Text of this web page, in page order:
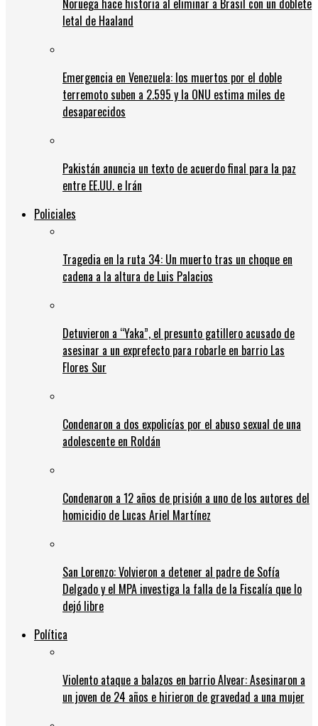
Noruega hace historia al eliminar a Brasil con un doblete
letal de Haaland
Emergencia en Venezuela: los muertos por el doble
terremoto suben a 2.595 y la ONU estima miles de
desaparecidos
Pakistán anuncia un texto de acuerdo final para la paz
entre EE.UU. e Irán
Policiales
Tragedia en la ruta 34: Un muerto tras un choque en
cadena a la altura de Luis Palacios
Detuvieron a “Yaka”, el presunto gatillero acusado de
asesinar a un exprefecto para robarle en barrio Las
Flores Sur
Condenaron a dos expolicías por el abuso sexual de una
adolescente en Roldán
Condenaron a 12 años de prisión a uno de los autores del
homicidio de Lucas Ariel Martínez
San Lorenzo: Volvieron a detener al padre de Sofía
Delgado y el MPA investiga la falla de la Fiscalía que lo
dejó libre
Política
Violento ataque a balazos en barrio Alvear: Asesinaron a
un joven de 24 años e hirieron de gravedad a una mujer